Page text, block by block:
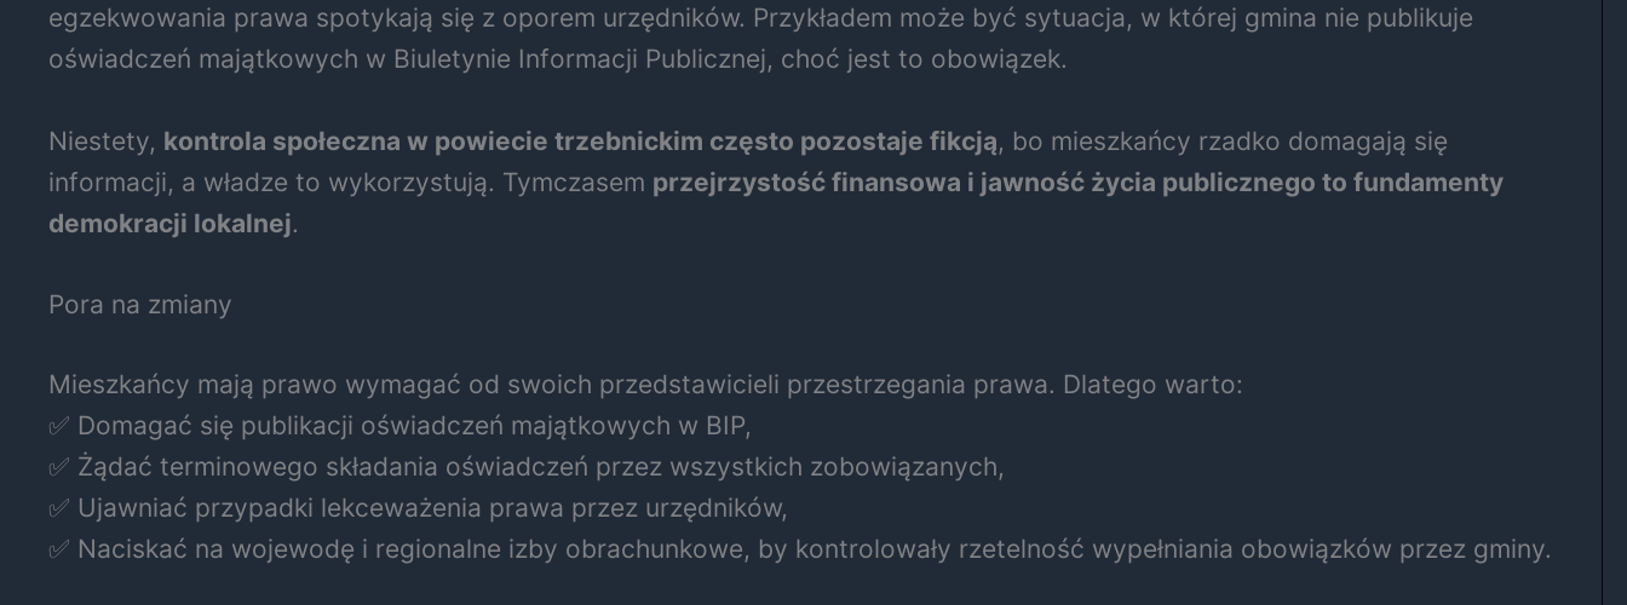
egzekwowania prawa spotykają się z oporem urzędników. Przykładem może być sytuacja, w której gmina nie publikuje
oświadczeń majątkowych w Biuletynie Informacji Publicznej, choć jest to obowiązek.
Niestety, kontrola społeczna w powiecie trzebnickim często pozostaje fikcją, bo mieszkańcy rzadko domagają się
informacji, a władze to wykorzystują. Tymczasem przejrzystość finansowa i jawność życia publicznego to fundamenty
demokracji lokalnej.
Pora na zmiany
Mieszkańcy mają prawo wymagać od swoich przedstawicieli przestrzegania prawa. Dlatego warto:
✅ Domagać się publikacji oświadczeń majątkowych w BIP,
✅ Żądać terminowego składania oświadczeń przez wszystkich zobowiązanych,
✅ Ujawniać przypadki lekceważenia prawa przez urzędników,
✅ Naciskać na wojewodę i regionalne izby obrachunkowe, by kontrolowały rzetelność wypełniania obowiązków przez gminy.